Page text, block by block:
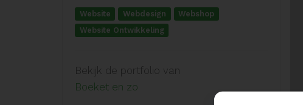
Website Webdesign
Webshop
Website Ontwikkeling
Bekijk de portfolio van
Boeket en zo